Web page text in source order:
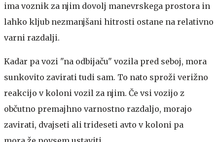
ima voznik za njim dovolj manevrskega prostora in
lahko kljub nezmanjšani hitrosti ostane na relativno
varni razdalji.
Kadar pa vozi "na odbijaču" vozila pred seboj, mora
sunkovito zavirati tudi sam. To nato sproži verižno
reakcijo v koloni vozil za njim. Če vsi vozijo z
občutno premajhno varnostno razdaljo, morajo
zavirati, dvajseti ali trideseti avto v koloni pa